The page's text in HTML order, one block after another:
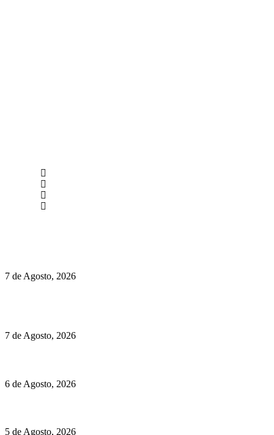
7 de Agosto, 2026
7 de Agosto, 2026
6 de Agosto, 2026
5 de Agosto, 2026